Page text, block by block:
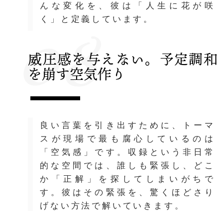
んな変化を、彼は「人生に花が咲
く」と定義しています。
威圧感を与えない。予定調和
を崩す空気作り
08
良い言葉を引き出すために、トーマ
スが現場で最も腐心しているのは
「空気感」です。収録という非日常
的な空間では、誰しも緊張し、どこ
か「正解」を探してしまいがちで
す。彼はその緊張を、驚くほどさり
げない方法で解いていきます。